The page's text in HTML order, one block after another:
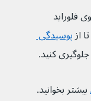
فلوراید
پوسیدگی
کنید.
بیشتر بخوانید.